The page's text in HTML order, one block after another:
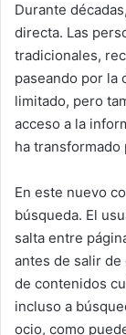
Durante
directa. Las
tradicionales,
paseando por la
limitado, pero
acceso a la
ha
En este nuevo
búsqueda. El
salta entre
antes de salir de
de contenidos
incluso a
ocio, como